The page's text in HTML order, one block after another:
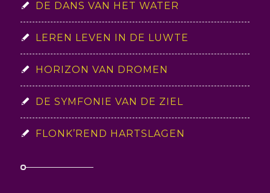
DE DANS VAN HET WATER
LEREN LEVEN IN DE LUWTE
HORIZON VAN DROMEN
DE SYMFONIE VAN DE ZIEL
FLONK’REND HARTSLAGEN